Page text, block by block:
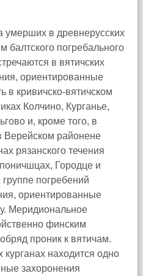
умерших в древнерусских
балтского погребального
в вятичских
ориентированные
в кривичско-вятичском
Колчино, Курганье,
и, кроме того, в
Верейском районене
рязанского течения
Городце и
погребений
ориентированные
Меридиональное
финским
проник к вятичам.
курганах находится одно
захоронения